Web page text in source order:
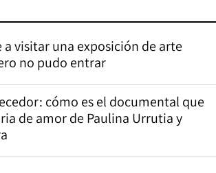
a visitar una exposición de arte
no pudo entrar
cómo es el documental que
de amor de Paulina Urrutia y